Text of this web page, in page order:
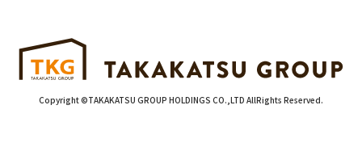
Copyright ©TAKAKATSU GROUP HOLDINGS CO.,LTD AllRights Reserved.